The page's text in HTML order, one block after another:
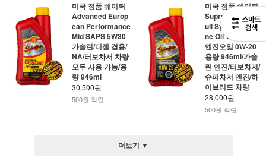
미국 정품 쉐이퍼
Advanced Europ
ean Performance
Mid SAPS 5W30
가솔린/디젤 겸용/
NA/터보차저 차량
모두 사용 가능/용
량 946ml
30,500원
500원 적립
미국 정품 쉐이퍼
Supreme 9000 F
ull Synthetic Engi
ne Oil 100% 합성
엔진오일 0W-20
용량 946ml/가솔
린 엔진/터보차저/
슈퍼차저 엔진/하
이브리드 차량
28,000원
500원 적립
더보기 ▼